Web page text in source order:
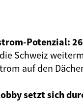
Potenzial:
Schweiz
auf den
setzt sich